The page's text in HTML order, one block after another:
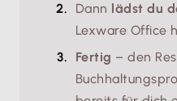
Dann lädst du
Lexware Office
Fertig – den